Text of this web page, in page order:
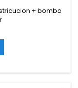
+ bomba